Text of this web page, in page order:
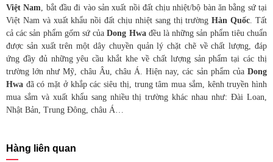
Việt Nam, bắt đầu đi vào sản xuất nồi đất chịu nhiệt/bộ bàn ăn bằng sứ tại
Việt Nam và xuất khẩu nồi đất chịu nhiệt sang thị trườngHàn Quốc. Tất
cả các sản phẩm gốm sứ củaDong Hwađều là những sản phẩm tiêu chuẩn
được sản xuất trên một dây chuyền quản lý chặt chẽ về chất lượng, đáp
ứng đầy đủ những yêu cầu khắt khe về chất lượng sản phẩm tại các thị
trường lớn như Mỹ, châu Âu, châu Á. Hiện nay, các sản phẩm của Dong
Hwa đã có mặt ở khắp các siêu thị, trung tâm mua sắm, kênh truyền hình
mua sắm và xuất khẩu sang nhiều thị trường khác nhau như: Đài Loan,
Nhật Bản, Trung Đông, châu Á…
Hàng liên quan